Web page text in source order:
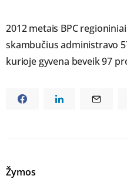
2012 metais BPC
skambučius administravo
kurioje gyvena beveik 97
Žymos